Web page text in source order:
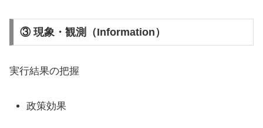
③ 現象・観測（Information）
実行結果の把握
政策効果